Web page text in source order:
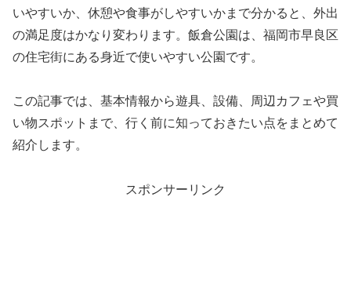
いやすいか、休憩や食事がしやすいかまで分かると、外出
の満足度はかなり変わります。飯倉公園は、福岡市早良区
の住宅街にある身近で使いやすい公園です。
この記事では、基本情報から遊具、設備、周辺カフェや買
い物スポットまで、行く前に知っておきたい点をまとめて
紹介します。
スポンサーリンク